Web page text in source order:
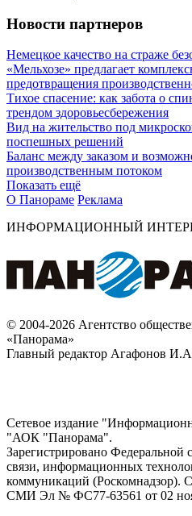
Новости партнеров
Немецкое качество на страже
«Мельхозе» предлагает
предотвращения
Тихое спасение: как забота о
трендом здоровьесбережения
Вид на жительство под
поспешных решений
Баланс между заказом и
производственным потоком
Показать ещё
О Панораме Реклама
ИНФОРМАЦИОННЫЙ
© 2004-2026 Агентство
«Панорама»
Главный редактор Агафонов
Сетевое издание
"АОК "Панорама".
Зарегистрировано Федеральной
связи, информационных
коммуникаций (Роскомнадзор).
СМИ Эл № ФС77-63561 от 02